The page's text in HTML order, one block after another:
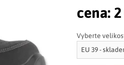
cena:
Vyberte